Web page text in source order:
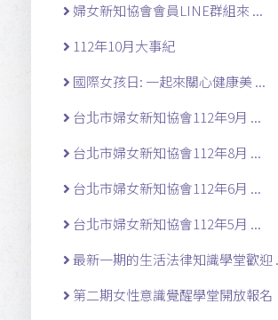
婦女新知協會會員LINE群組來 ...
112年10月大事紀
國際女孩日: 一起來關心健康美 ...
台北市婦女新知協會112年9月 ...
台北市婦女新知協會112年8月 ...
台北市婦女新知協會112年6月 ...
台北市婦女新知協會112年5月 ...
最新一期的生活法律知識學堂歡迎
第二期女性意識覺醒學堂開放報名